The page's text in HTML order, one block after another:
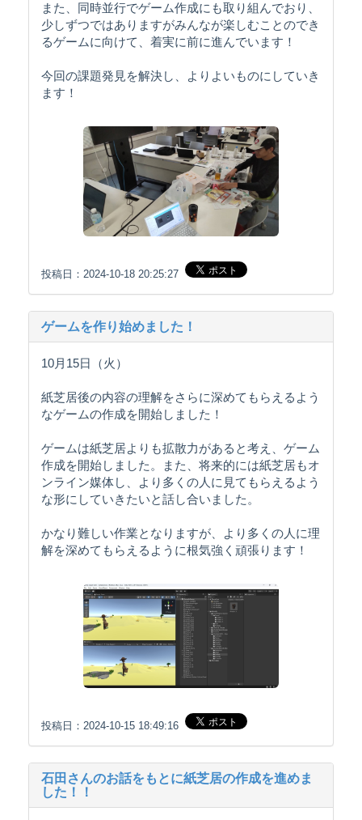
また、同時並行でゲーム作成にも取り組んでおり、
少しずつではありますがみんなが楽しむことのでき
るゲームに向けて、着実に前に進んでいます！
今回の課題発見を解決し、よりよいものにしていき
ます！
投稿日：2024-10-18 20:25:27
ゲームを作り始めました！
10月15日（火）
紙芝居後の内容の理解をさらに深めてもらえるよう
なゲームの作成を開始しました！
ゲームは紙芝居よりも拡散力があると考え、ゲーム
作成を開始しました。また、将来的には紙芝居もオ
ンライン媒体し、より多くの人に見てもらえるよう
な形にしていきたいと話し合いました。
かなり難しい作業となりますが、より多くの人に理
解を深めてもらえるように根気強く頑張ります！
投稿日：2024-10-15 18:49:16
石田さんのお話をもとに紙芝居の作成を進めま
した！！